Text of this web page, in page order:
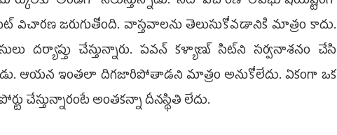
విచారణ జరుగుతోంది. వాస్తవాలను తెలుసుకోవడానికి మాత్రం కాదు.
దర్యాప్తు చేస్తున్నారు. పవన్‌ కళ్యాణ్‌ సిట్‌ని సర్వనాశనం చేసి
ఆయన ఇంతలా దిగజారిపోతాడని మాత్రం అనుకోలేదు. ఏకంగా ఒక
చేస్తున్నారంటే అంతకన్నా దీనస్థితి లేదు.